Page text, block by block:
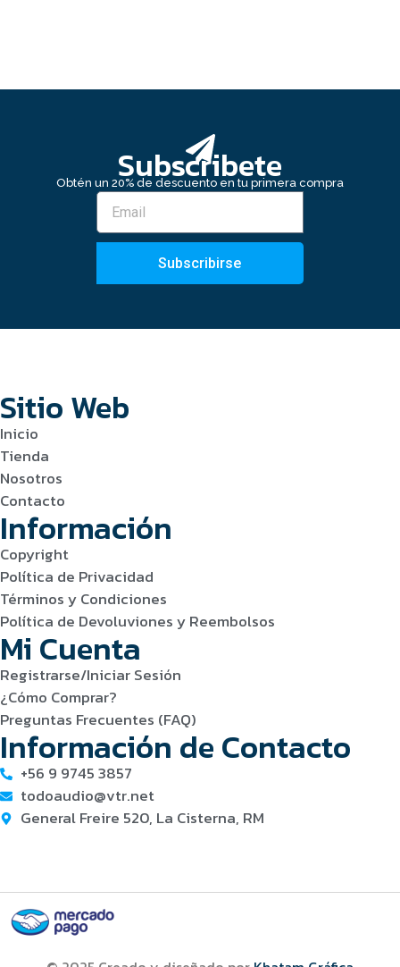
Subscribete
Obtén un 20% de descuento en tu primera compra
Subscribirse
Sitio Web
Inicio
Tienda
Nosotros
Contacto
Información
Copyright
Política de Privacidad
Términos y Condiciones
Política de Devoluviones y Reembolsos
Mi Cuenta
Registrarse/Iniciar Sesión
¿Cómo Comprar?
Preguntas Frecuentes (FAQ)
Información de Contacto
+56 9 9745 3857
todoaudio@vtr.net
General Freire 520, La Cisterna, RM